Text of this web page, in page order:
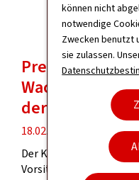
können nicht
notwendige
Zwecken benutzt
sie zulassen.
der Unwetter
Veröffentlichung
18.02.2022
Der Krisenstab
Vorsitz von